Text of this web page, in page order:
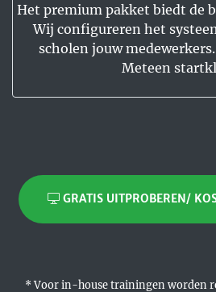
Het premium pakket biedt de
Wij configureren het
scholen jouw
Meteen
GRATIS UITPROBEREN/
* Voor in-house trainingen worden